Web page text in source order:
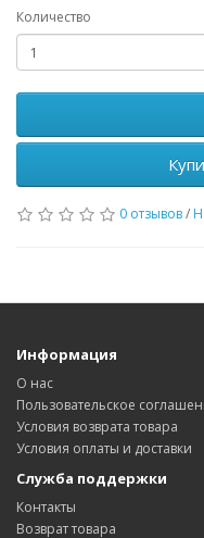
Количество
0 отзывов/
Информация
О нас
Пользовательское
Условия возврата товара
Условия оплаты и доставки
Служба поддержки
Контакты
Возврат товара